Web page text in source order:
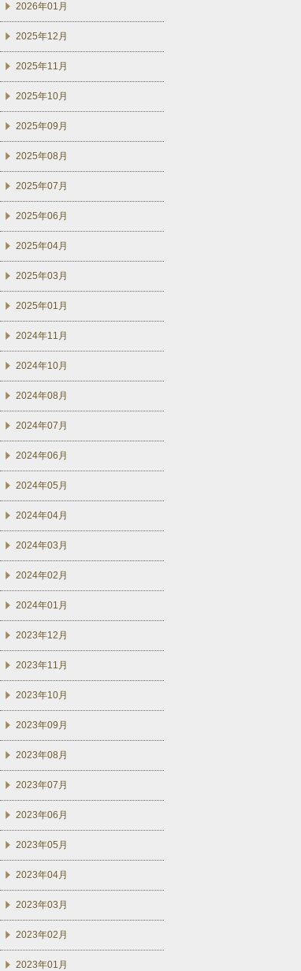
2026年01月
2025年12月
2025年11月
2025年10月
2025年09月
2025年08月
2025年07月
2025年06月
2025年04月
2025年03月
2025年01月
2024年11月
2024年10月
2024年08月
2024年07月
2024年06月
2024年05月
2024年04月
2024年03月
2024年02月
2024年01月
2023年12月
2023年11月
2023年10月
2023年09月
2023年08月
2023年07月
2023年06月
2023年05月
2023年04月
2023年03月
2023年02月
2023年01月